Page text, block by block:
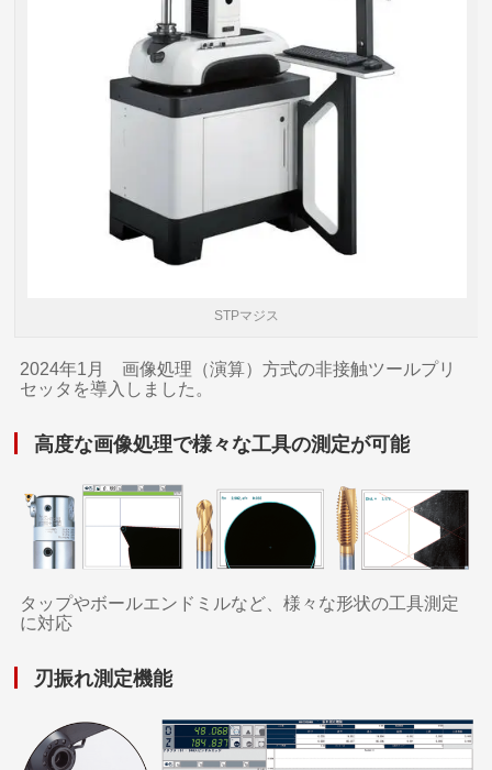
STPマジス
2024年1月 画像処理（演算）方式の非接触ツールプリ
セッタを導入しました。
高度な画像処理で様々な工具の測定が可能
タップやボールエンドミルなど、様々な形状の工具測定
に対応
刃振れ測定機能